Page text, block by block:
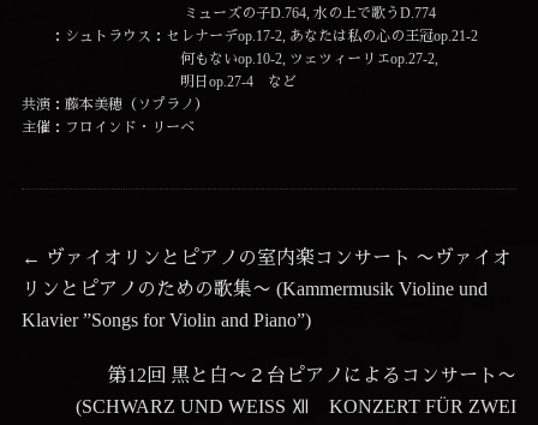
ミューズの子D.764, 水の上で歌うD.774
：シュトラウス：セレナーデop.17-2, あなたは私の心の王冠op.21-2
何もないop.10-2, ツェツィーリエop.27-2,
明日op.27-4 など
共演：藤本美穂（ソプラノ）
主催：フロインド・リーベ
投
稿
ナ
← 前
の
投
ヴァイオリンとピアノの室内楽コンサート 〜ヴァイオ
リンとピアノのための歌集〜 (Kammermusik Violine und
Klavier ”Songs for Violin and Piano”)
次
の
第12回 黒と白〜２台ピアノによるコンサート〜
(SCHWARZ UND WEISS Ⅻ KONZERT FÜR ZWEI